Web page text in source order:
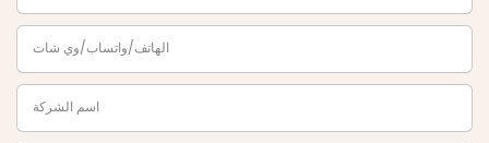
الهاتف/واتساب/وي شات
اسم الشركة